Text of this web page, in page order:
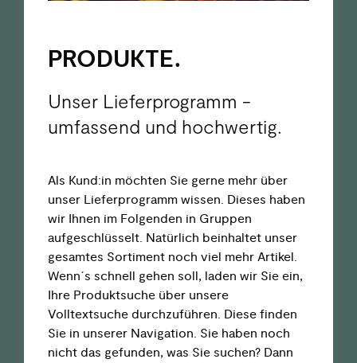
PRO­DUKTE.
Unser Lieferprogramm -
umfassend und hochwertig.
Als Kund:in möchten Sie gerne mehr über
unser Lieferprogramm wissen. Dieses haben
wir Ihnen im Folgenden in Gruppen
aufgeschlüsselt. Natürlich beinhaltet unser
gesamtes Sortiment noch viel mehr Artikel.
Wenn´s schnell gehen soll, laden wir Sie ein,
Ihre Produktsuche über unsere
Volltextsuche durchzuführen. Diese finden
Sie in unserer Navigation. Sie haben noch
nicht das gefunden, was Sie suchen? Dann